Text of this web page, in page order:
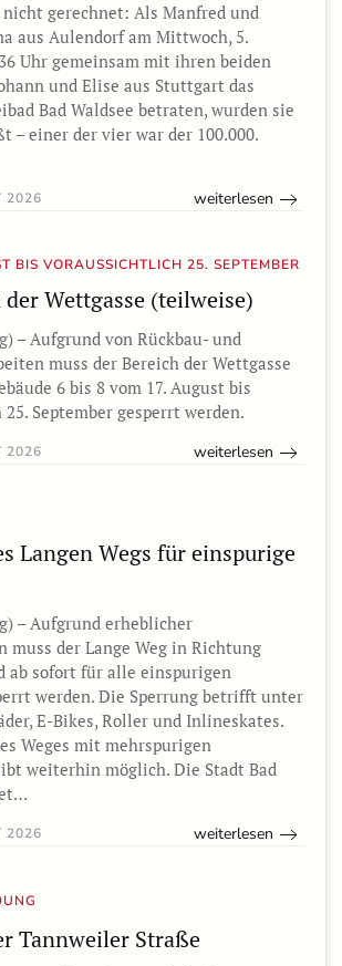
gerechnet: Als Manfred und
aus Aulendorf am Mittwoch, 5.
Uhr gemeinsam mit ihren beiden
und Elise aus Stuttgart das
Bad Waldsee betraten, wurden sie
– einer der vier war der 100.000.
2026 weiterlesen
BIS VORAUSSICHTLICH 25. SEPTEMBER
Wettgasse (teilweise)
– Aufgrund von Rückbau- und
muss der Bereich der Wettgasse
6 bis 8 vom 17. August bis
September gesperrt werden.
2026 weiterlesen
Langen Wegs für einspurige
– Aufgrund erheblicher
muss der Lange Weg in Richtung
ab sofort für alle einspurigen
werden. Die Sperrung betrifft unter
E-Bikes, Roller und Inlineskates.
Weges mit mehrspurigen
weiterhin möglich. Die Stadt Bad
2026 weiterlesen
Tannweiler Straße